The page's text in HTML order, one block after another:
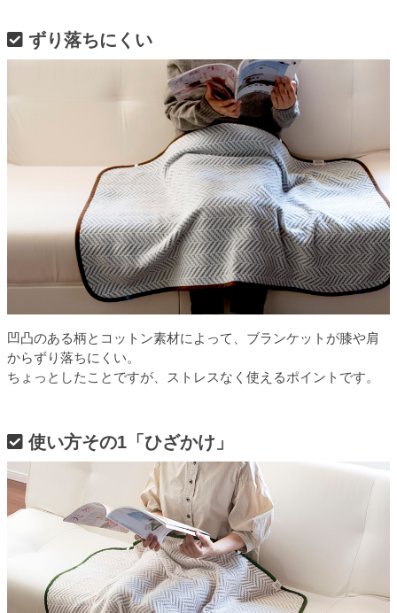
ずり落ちにくい
凹凸のある柄とコットン素材によって、ブランケットが膝や肩
からずり落ちにくい。
ちょっとしたことですが、ストレスなく使えるポイントです。
使い方その1「ひざかけ」